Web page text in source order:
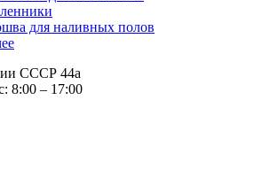
для наливных полов
СССР 44а
8:00 – 17:00